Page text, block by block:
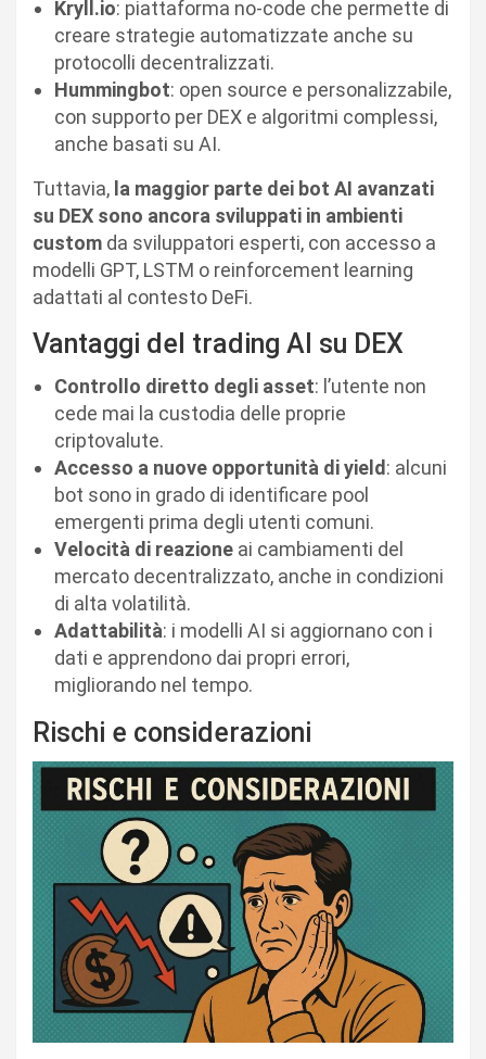
Kryll.io: piattaforma no-code che permette di
creare strategie automatizzate anche su
protocolli decentralizzati.
Hummingbot: open source e personalizzabile,
con supporto per DEX e algoritmi complessi,
anche basati su AI.
Tuttavia, la maggior parte dei bot AI avanzati
su DEX sono ancora sviluppati in ambienti
custom da sviluppatori esperti, con accesso a
modelli GPT, LSTM o reinforcement learning
adattati al contesto DeFi.
Vantaggi del trading AI su DEX
Controllo diretto degli asset: l’utente non
cede mai la custodia delle proprie
criptovalute.
Accesso a nuove opportunità di yield: alcuni
bot sono in grado di identificare pool
emergenti prima degli utenti comuni.
Velocità di reazione ai cambiamenti del
mercato decentralizzato, anche in condizioni
di alta volatilità.
Adattabilità: i modelli AI si aggiornano con i
dati e apprendono dai propri errori,
migliorando nel tempo.
Rischi e considerazioni